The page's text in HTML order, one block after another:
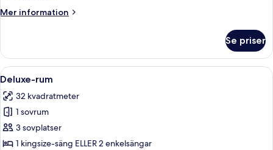
Mer information
Mer
Premium
(Junior)
Se priser
Öppna
alla
foton
för
Deluxe-
rum
Ett hotellrum med en stor säng, två
2
Deluxe-rum
32 kvadratmeter
1 sovrum
3 sovplatser
1 kingsize-säng ELLER 2 enkelsängar